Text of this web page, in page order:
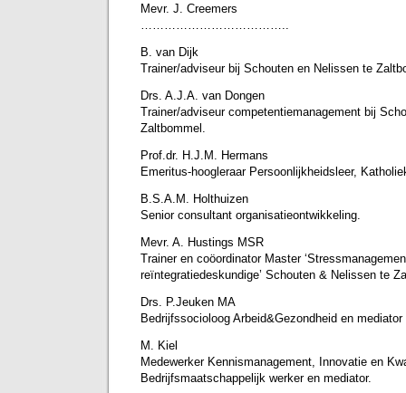
Mevr. J. Creemers
………………………………..
B. van Dijk
Trainer/adviseur bij Schouten en Nelissen te
Drs. A.J.A. van Dongen
Trainer/adviseur competentiemanagement bij
Zaltbommel.
Prof.dr. H.J.M. Hermans
Emeritus-hoogleraar Persoonlijkheidsleer,
B.S.A.M. Holthuizen
Senior consultant organisatieontwikkeling.
Mevr. A. Hustings MSR
Trainer en coöordinator Master
reïntegratiedeskundige’ Schouten & Nelissen te
Drs. P.Jeuken MA
Bedrijfssocioloog Arbeid&Gezondheid en
M. Kiel
Medewerker Kennismanagement, Innovatie en
Bedrijfsmaatschappelijk werker en mediator.